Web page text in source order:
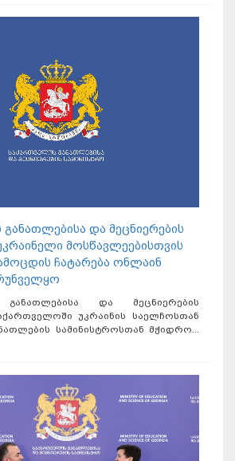
და მეცნიერების
მოსწავლეებისთვის
ჩატარება ონლაინ
და მეცნიერების
უკრაინის საელჩოსთან
სამინისტროსთან მჭიდრო...